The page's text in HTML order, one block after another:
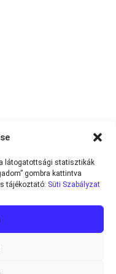
látogatottsági statisztikák
gombra kattintva
tájékoztató: Süti Szabályzat